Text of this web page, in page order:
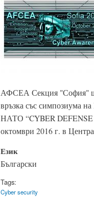
АФСЕА Секция "София"
връзка със симпозиума
НАТО “CYBER DEFENSE
октомври 2016 г. в
Език
Български
Tags:
Cyber security